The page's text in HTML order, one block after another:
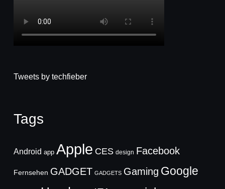
Tweets by techfieber
Tags
Android app Apple CES design Facebook
Fernsehen GADGET GADGETS Gaming Google